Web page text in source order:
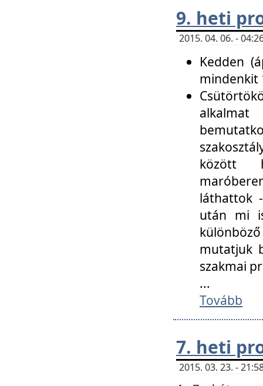
9. heti
2015. 04. 06. -
Kedden
mindenkit
között
láthattok
után mi
mutatjuk
szakmai
...
Tovább
7. heti
2015. 03. 23. -